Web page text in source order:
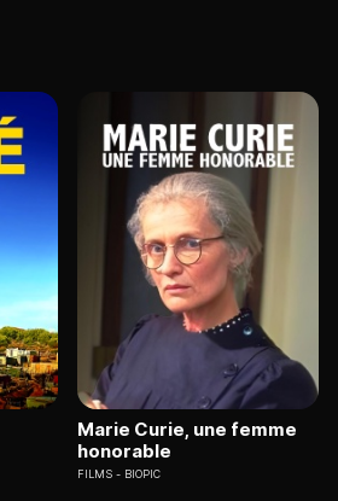
Marie Curie, une femme
honorable
FILMS BIOPIC